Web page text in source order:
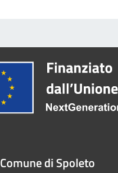
Comune di Spoleto